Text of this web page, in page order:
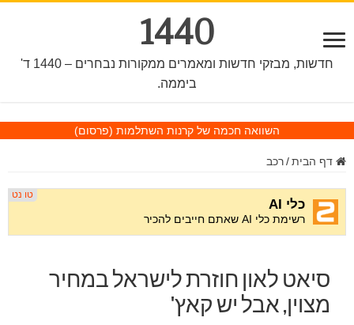
1440
חדשות, מבזקי חדשות ומאמרים ממקורות נבחרים – 1440 ד'
ביממה.
השוואה חכמה של קרנות השתלמות (פרסום)
דף הבית / רכב
סיאט לאון חוזרת לישראל במחיר
מצוין, אבל יש קאץ'